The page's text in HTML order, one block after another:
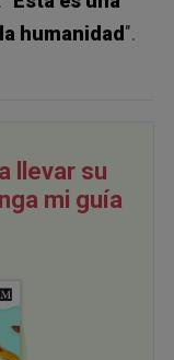
humanidad".
llevar su
mi guía